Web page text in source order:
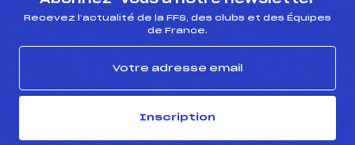
Recevez l’actualité de la FFS, des clubs et des Équipes
de France.
Inscription